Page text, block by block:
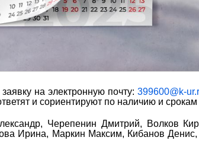
на электронную почту: 399600@k-
и сориентируют по наличию и срокам
Черепенин Дмитрий, Волков
Ирина, Маркин Максим, Кибанов